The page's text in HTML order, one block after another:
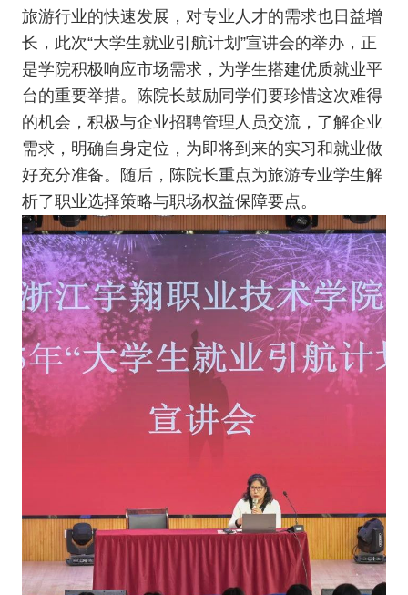
旅游行业的快速发展，对专业人才的需求也日益增
长，此次“大学生就业引航计划”宣讲会的举办，正
是学院积极响应市场需求，为学生搭建优质就业平
台的重要举措。陈院长鼓励同学们要珍惜这次难得
的机会，积极与企业招聘管理人员交流，了解企业
需求，明确自身定位，为即将到来的实习和就业做
好充分准备。随后，陈院长重点为旅游专业学生解
析了职业选择策略与职场权益保障要点。